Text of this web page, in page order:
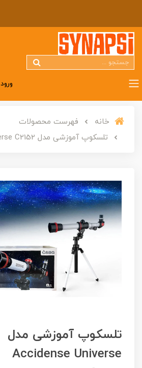
ورود
خانه
فهرست محصولات
تلسکوپ آموزشی مدل Accidense Universe C2152
تلسکوپ آموزشی مدل
Accidense Universe